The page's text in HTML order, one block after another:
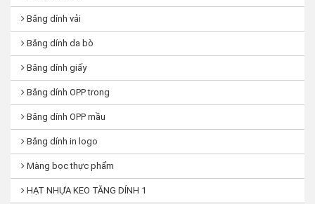
Băng dính vải
Băng dính da bò
Băng dính giấy
Băng dính OPP trong
Băng dính OPP mầu
Băng dính in logo
Màng bọc thực phẩm
HẠT NHỰA KEO TĂNG DÍNH 1